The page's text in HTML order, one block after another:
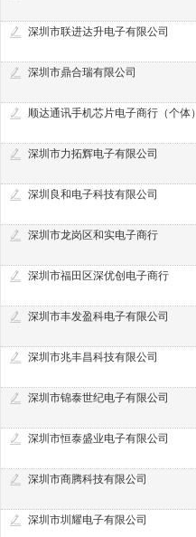
深圳市联进达升电子有限公司
深圳市鼎合瑞有限公司
顺达通讯手机芯片电子商行（个体）
深圳市力拓辉电子有限公司
深圳良和电子科技有限公司
深圳市龙岗区和实电子商行
深圳市福田区深优创电子商行
深圳市丰发盈科电子有限公司
深圳市兆丰昌科技有限公司
深圳市锦泰世纪电子有限公司
深圳市恒泰盛业电子有限公司
深圳市商腾科技有限公司
深圳市圳耀电子有限公司